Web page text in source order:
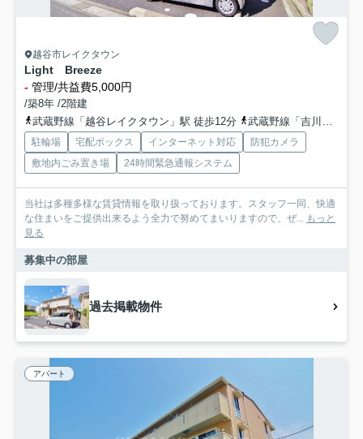
越谷市レイクタウン
Light Breeze
- 管理/共益費5,000円
/築8年 /2階建
武蔵野線「越谷レイクタウン」駅 徒歩12分
武蔵野線「吉川」駅 徒歩40分
駐輪場 宅配ボックス インターネット対応
防犯カメラ
敷地内ごみ置き場
24時間緊急通報システム
当社は多種多様な賃貸情報を取り扱っております。スタッフ一同、快適
な住まいをご提供出来るよう全力で努めてまいりますので、ぜ... もっと
見る
募集中の部屋
過去掲載物件
アパート